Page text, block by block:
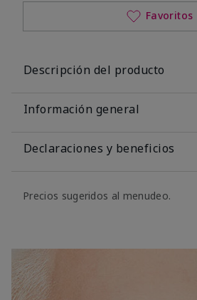
Favoritos
Descripción del producto
Información general
Declaraciones y beneficios
Precios sugeridos al menudeo.